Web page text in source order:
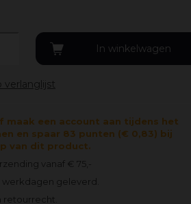
maak een account aan tijdens het
en spaar 83 punten (€ 0,83) bij
van dit product.
vanaf € 75,-
werkdagen geleverd.
retourrecht.